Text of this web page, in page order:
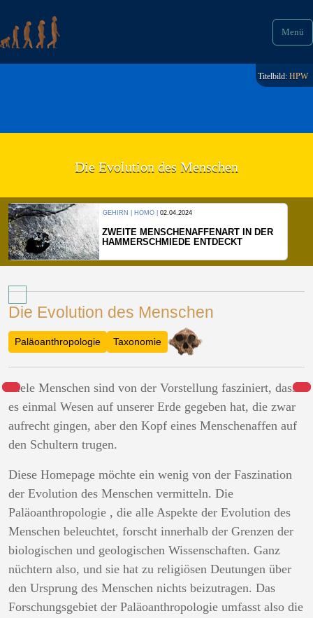
Menü
Titelbild: HPW
Die Evolution des Menschen
GEHIRN | HOMO |02.04.2024
ZWEITE MENSCHENAFFENART IN DER
HAMMERSCHMIEDE ENTDECKT
Die Evolution des Menschen
Paläoanthropologie Taxonomie
Viele Menschen sind von der Vorstellung fasziniert, dass
es einmal Wesen auf unserer Erde gegeben hat, die zwar
aufrecht gingen, aber den Kopf eines Menschenaffen auf
den Schultern trugen.
Diese Homepage möchte ein wenig von der Faszination
der Evolution des Menschen vermitteln. Die
Paläoanthropologie , die alle Aspekte der Evolution des
Menschen beleuchtet, forscht innerhalb der Grenzen der
biologischen und geologischen Wissenschaften. Ganz
nüchtern also, und sie hat zu religiösen Deutungen über
den Ursprung des Menschen nichts beizutragen. Das
Forschungsgebiet der Paläoanthropologie umfasst also die